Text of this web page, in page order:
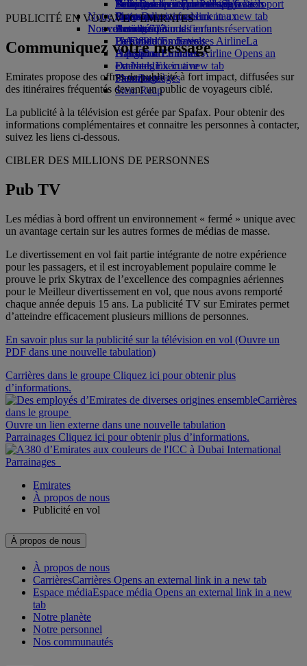
Parking à l'aéroportParking à l'aéroport
Opens an external link in a new tab
Boissons
Notre flotte
Boeing 777
L’A380 d’Emirates
L’A350 d’Emirates
Emirates Executive
Plan des sièges
Divertissements pour les enfants
Jouets pour enfants
Activités pour les enfants
Politique environnementale
Rapports environnementaux
Nos communautés
La Fondation Emirates AirlineLa
Fondation Emirates Airline Opens an
external link in a new tab
Parrainages
Nice-Dubai
Lyon-Dubai
Nouvelles destinations
Helsinki
Hangzhou
Da Nang
Shenzhen
Siem Reap
Se connecter à Emirates Skywards
Skywards+
Téléphone portable et l'application
Emirates
Annuler ou modifier une réservation
Perturbations de vols
À propos d’Emirates
PUBLICITÉ EN VOL AVEC EMIRATES
Communiquez votre message
Emirates propose des offres de publicité à fort impact, diffusées sur
des itinéraires fréquentés devant un public de voyageurs ciblé.
La publicité à la télévision est gérée par Spafax. Pour obtenir des
informations complémentaires et connaitre les personnes à contacter,
suivez les liens ci-dessous.
CIBLER DES MILLIONS DE PERSONNES
Pub TV
Les médias à bord offrent un environnement « fermé » unique avec
un avantage certain sur les autres formes de médias de masse.
Le divertissement en vol fait partie intégrante de notre expérience
pour les passagers, et il est incroyablement populaire comme le
prouve le prix Skytrax de l’excellence des compagnies aériennes
pour le Meilleur divertissement en vol, que nous avons remporté
chaque année depuis 15 ans. La publicité TV sur Emirates permet
d’atteindre efficacement plusieurs millions de personnes.
En savoir plus sur la publicité sur la télévision en vol (Ouvre un
PDF dans une nouvelle tabulation)
Carrières dans le groupe Cliquez ici pour obtenir plus
d’informations.
Carrières
dans le groupe
Ouvre un lien externe dans une nouvelle tabulation
Parrainages Cliquez ici pour obtenir plus d’informations.
Parrainages
Emirates
À propos de nous
Publicité en vol
À propos de nous
À propos de nous
CarrièresCarrières Opens an external link in a new tab
Espace médiaEspace média Opens an external link in a new
tab
Notre planète
Notre personnel
Nos communautés